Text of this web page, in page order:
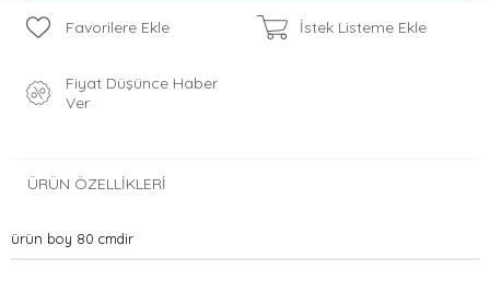
Favorilere Ekle İstek Listeme Ekle
Fiyat Düşünce Haber
Ver
ÜRÜN ÖZELLIKLERI
ürün boy 80 cmdir